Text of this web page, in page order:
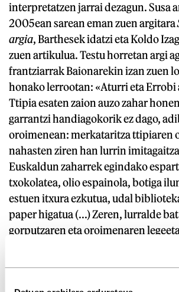
interpretatzen jarrai dezagun. Susa
2005ean sarean eman zuen argitara
argia, Barthesek idatzi eta Koldo
zuen artikulua. Testu horretan argi
frantziarrak Baionarekin izan zuen
honako lerrootan: «Aturri eta Errobi
Ttipia esaten zaion auzo zahar
garrantzi handiagokorik ez dago,
oroimenean: merkataritza ttipiaren
nahasten ziren han lurrin
Euskaldun zaharrek egindako
txokolatea, olio espainola, botiga
estuen itxura ezkutua, udal
paper higatua (...) Zeren, lurralde
gorputzaren eta oroimenaren
oroimenaren arabera atzematea
Funtsean, haurtzarotik ez bada ez